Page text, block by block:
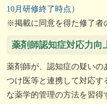
10月研修終了時点）
※掲載に同意を得た修了者
薬剤師認知症対応力向
薬剤師が、認知症の疑いの
つけ医等と連携して対応す
な薬学的管理の方法を習得